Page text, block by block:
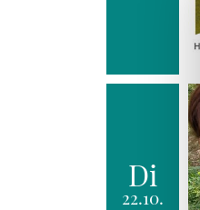
Di
22.10.